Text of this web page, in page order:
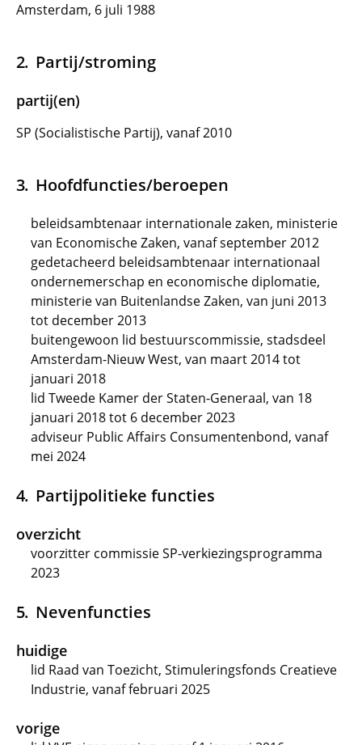
Amsterdam, 6 juli 1988
Partij/stroming
partij(en)
SP (Socialistische Partij), vanaf 2010
Hoofdfuncties/beroepen
beleidsambtenaar internationale zaken, ministerie
van Economische Zaken, vanaf september 2012
gedetacheerd beleidsambtenaar internationaal
ondernemerschap en economische diplomatie,
ministerie van Buitenlandse Zaken, van juni 2013
tot december 2013
buitengewoon lid bestuurscommissie, stadsdeel
Amsterdam-Nieuw West, van maart 2014 tot
januari 2018
lid Tweede Kamer der Staten-Generaal, van 18
januari 2018 tot 6 december 2023
adviseur Public Affairs Consumentenbond, vanaf
mei 2024
Partijpolitieke functies
overzicht
voorzitter commissie SP-verkiezingsprogramma
2023
Nevenfuncties
huidige
lid Raad van Toezicht, Stimuleringsfonds Creatieve
Industrie, vanaf februari 2025
vorige